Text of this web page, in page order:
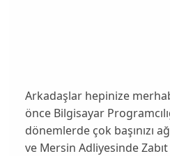
Arkadaşlar hepinize
önce Bilgisayar
dönemlerde çok başınızı
ve Mersin Adliyesinde